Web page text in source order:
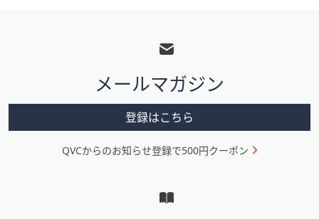
メ
ニ
メールマガジン
登録はこちら
QVCからのお知らせ登録で500円クーポン